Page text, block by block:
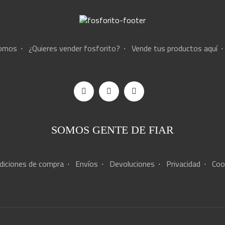
· ¿Quieres vender fosforito? · Vende tus productos aquí
SOMOS GENTE DE FIAR
de compra · Envíos · Devoluciones · Privacidad ·